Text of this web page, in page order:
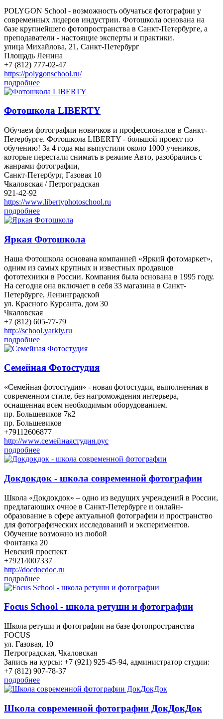
POLYGON School - возможность обучаться фотографии у
современных лидеров индустрии. Фотошкола основана на
базе крупнейшего фотопространства в Санкт-Петербурге, а
преподаватели - настоящие эксперты и практики.
улица Михайлова, 21, Санкт-Петербург
Площадь Ленина
+7 (812) 777-02-47
https://polygonschool.ru/
подробнее
Фотошкола LIBERTY
Обучаем фотографии новичков и профессионалов в Санкт-
Петербурге. Фотошкола LIBERTY - большой проект по
обучению! За 4 года мы выпустили около 1000 учеников,
которые перестали снимать в режиме Авто, разобрались с
жанрами фотографии,
Санкт-Петербург, Газовая 10
Чкаловская / Петроградская
921-42-92
https://www.libertyphotoschool.ru
подробнее
Яркая Фотошкола
Наша Фотошкола основана компанией «Яркий фотомаркет»,
одним из самых крупных и известных продавцов
фототехники в России. Компания была основана в 1995 году.
На сегодня она включает в себя 33 магазина в Санкт-
Петербурге, Ленинградской
ул. Красного Курсанта, дом 30
Чкаловская
+7 (812) 605-77-79
http://school.yarkiy.ru
подробнее
Семейная Фотостудия
«Семейная фотостудия» - новая фотостудия, выполненная в
современном стиле, без нагромождения интерьера,
оснащенная всем необходимым оборудованием.
пр. Большевиков 7к2
пр. Большевиков
+79112606877
http://www.семейнаястудия.рус
подробнее
Докдокдок - школа современной фотографии
Школа «Докдокдок» – одно из ведущих учреждений в России,
предлагающих очное в Санкт-Петербурге и онлайн-
образование в сфере актуальной фотографии и пространство
для фотографических исследований и экспериментов.
Обучение возможно из любой
Фонтанка 20
Невский проспект
+79214007337
http://docdocdoc.ru
подробнее
Focus School - школа ретуши и фотографии
Школа ретуши и фотографии на базе фотопространства
FOCUS
ул. Газовая, 10
Петроградская, Чкаловская
Запись на курсы: +7 (921) 925-45-94, администратор студии:
+7 (812) 907-78-37
подробнее
Школа современной фотографии ДокДокДок